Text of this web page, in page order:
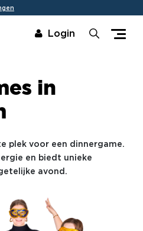
Login
in
plek voor een dinnergame.
en biedt unieke
avond.